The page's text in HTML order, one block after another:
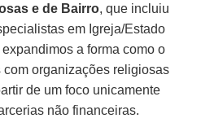
e de Bairro, que incluiu
em Igreja/Estado
a forma como o
organizações religiosas
de um foco unicamente
não financeiras.